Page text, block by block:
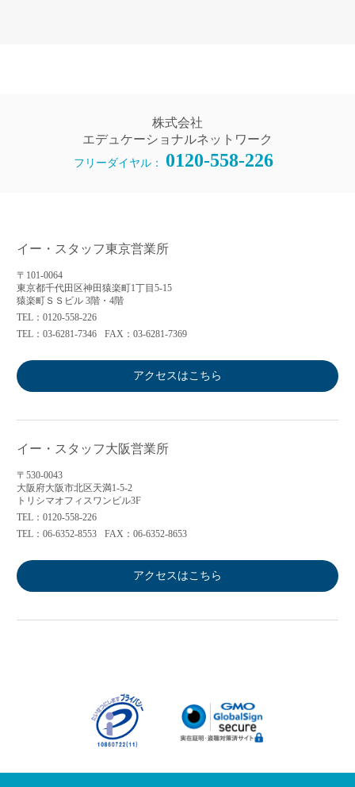
株式会社
エデュケーショナルネットワーク
フリーダイヤル： 0120-558-226
イー・スタッフ東京営業所
〒101-0064
東京都千代田区神田猿楽町1丁目5-15
猿楽町ＳＳビル 3階・4階
TEL：0120-558-226
TEL：03-6281-7346
FAX：03-6281-7369
アクセスはこちら
イー・スタッフ大阪営業所
〒530-0043
大阪府大阪市北区天満1-5-2
トリシマオフィスワンビル3F
TEL：0120-558-226
TEL：06-6352-8553
FAX：06-6352-8653
アクセスはこちら